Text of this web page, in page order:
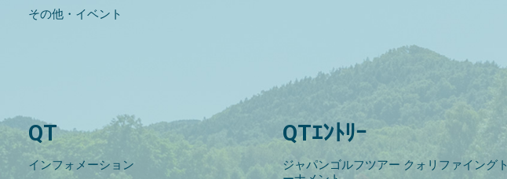
その他・イベント
QT
インフォメーション
QTｴﾝﾄﾘｰ
ジャパンゴルフツアー クォリファイングト